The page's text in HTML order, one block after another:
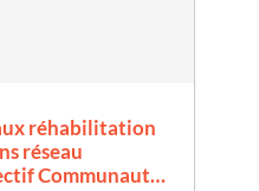
réhabilitation
réseau
Communaut…